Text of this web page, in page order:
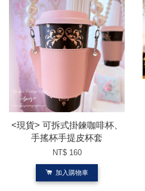
<現貨> 可拆式掛鍊咖啡杯、
手搖杯手提皮杯套
NT$ 160
加入購物車